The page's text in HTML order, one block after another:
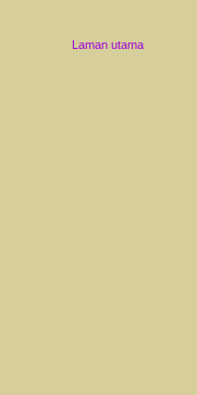
Laman utama